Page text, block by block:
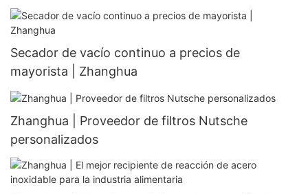
farmacéutica | Zhanghua
Secador de vacío continuo a precios de
mayorista | Zhanghua
Zhanghua | Proveedor de filtros Nutsche
personalizados